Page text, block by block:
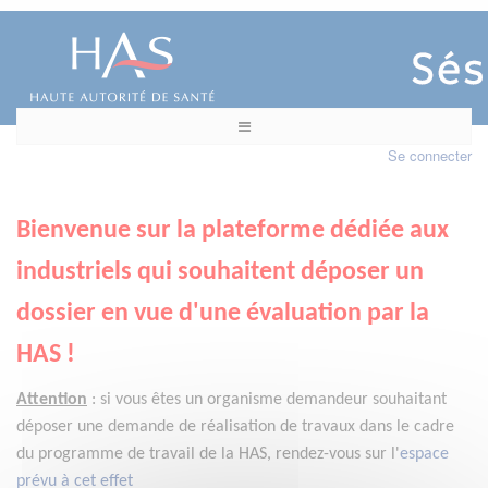
Se connecter
Bienvenue sur la plateforme dédiée aux
industriels qui souhaitent déposer un
dossier en vue d'une évaluation par la
HAS !
Attention : si vous êtes un organisme demandeur souhaitant
déposer une demande de réalisation de travaux dans le cadre
du programme de travail de la HAS, rendez-vous sur l'espace
prévu à cet effet